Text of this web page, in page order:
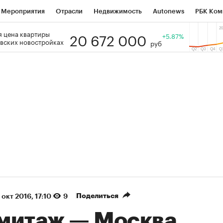
Мероприятия Отрасли Недвижимость Autonews РБК
РБК Образование Тренды
цена квартиры
новостройках
20 672 000 руб
+5.87%
окт 2016, 17:10 9 Поделиться